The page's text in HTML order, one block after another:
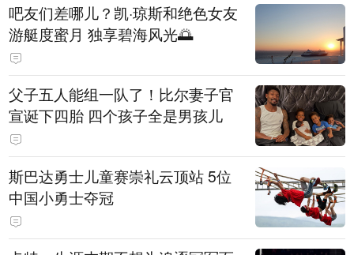
吧友们差哪儿？凯·琼斯和绝色女友
游艇度蜜月 独享碧海风光🌅
父子五人能组一队了！比尔妻子官
宣诞下四胎 四个孩子全是男孩儿
斯巴达勇士儿童赛崇礼云顶站 5位
中国小勇士夺冠